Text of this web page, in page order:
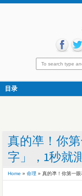
目录
真的凖！你
字」，1秒就
Home » 命理 » 真的凖！你第一